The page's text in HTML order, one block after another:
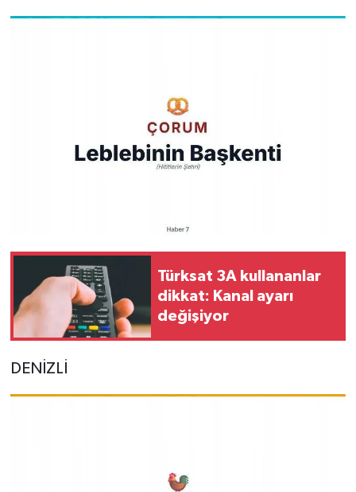
Türksat 3A kullananlar
dikkat: Kanal ayarı
değişiyor
DENİZLİ